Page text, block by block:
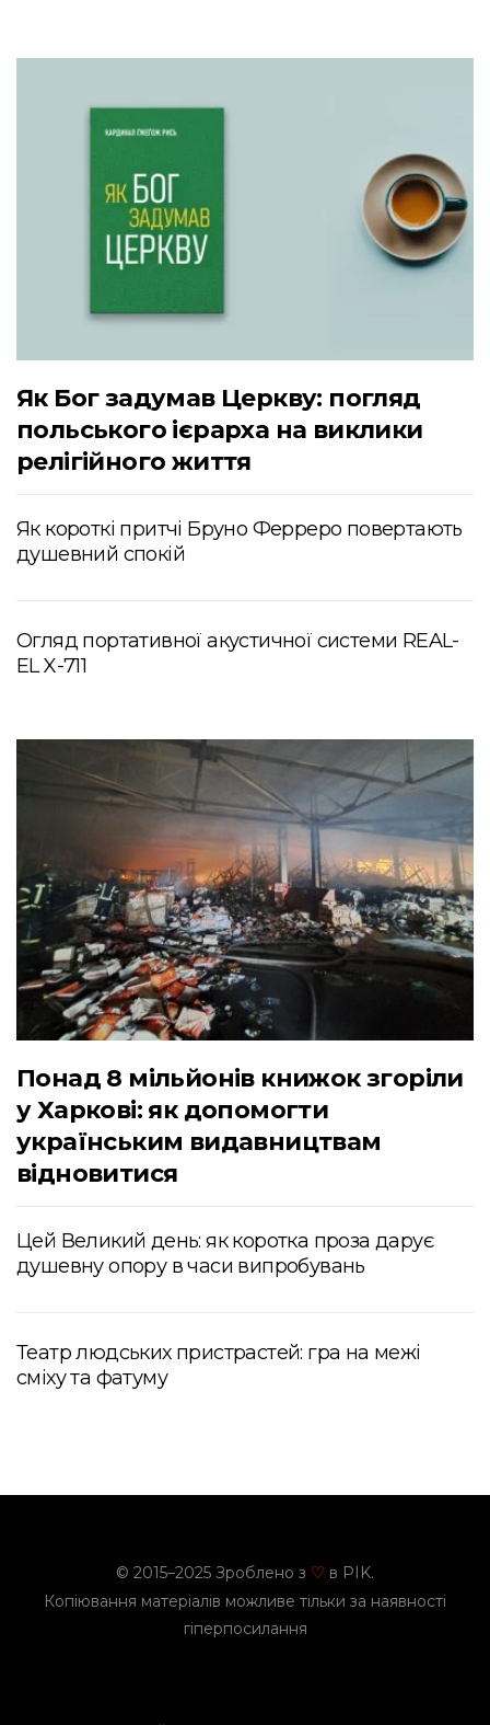
Як Бог задумав Церкву: погляд
польського ієрарха на виклики
релігійного життя
Як короткі притчі Бруно Ферреро повертають
душевний спокій
Огляд портативної акустичної системи REAL-
EL X-711
Понад 8 мільйонів книжок згоріли
у Харкові: як допомогти
українським видавництвам
відновитися
Цей Великий день: як коротка проза дарує
душевну опору в часи випробувань
Театр людських пристрастей: гра на межі
сміху та фатуму
© 2015–2025 Зроблено з ♡ в PIK.
Копіювання матеріалів можливе тільки за наявності
гіперпосилання